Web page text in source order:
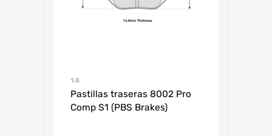
1.8
Pastillas traseras 8002 Pro
Comp S1 (PBS Brakes)